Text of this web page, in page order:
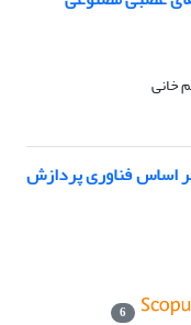
خانی
اساس فناوری پردازش
6